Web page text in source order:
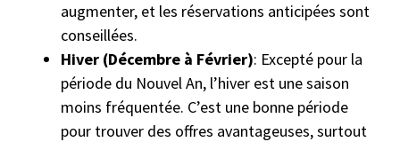
augmenter, et les réservations anticipées sont
conseillées.
Hiver (Décembre à Février): Excepté pour la
période du Nouvel An, l’hiver est une saison
moins fréquentée. C’est une bonne période
pour trouver des offres avantageuses, surtout